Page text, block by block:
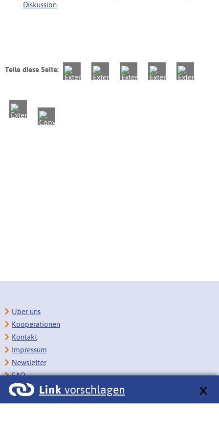
Diskussion
Teile diese Seite:
Link vorschlagen
Über uns
Kooperationen
Kontakt
Impressum
Newsletter
FAQ
Copyright